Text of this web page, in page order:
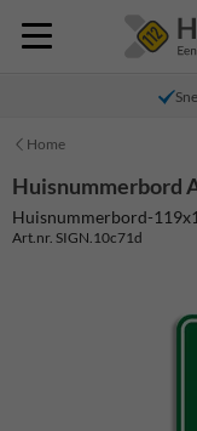
Home
Huisnummerbord
Huisnummerbord-
Art.nr. SIGN.10c71d